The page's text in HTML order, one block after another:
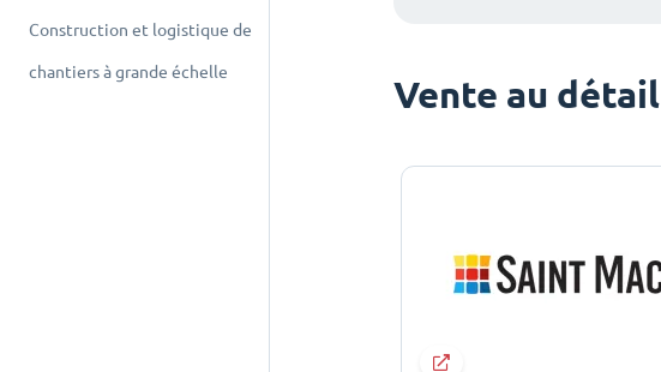
Construction et logistique de
chantiers à grande échelle
Vente au détail